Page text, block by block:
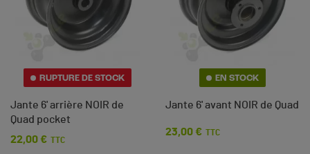
RUPTURE DE STOCK
Jante 6' arrière NOIR de
Quad pocket
Prix
22,00 € TTC
EN STOCK
Jante 6' avant NOIR de Quad
Prix
23,00 € TTC